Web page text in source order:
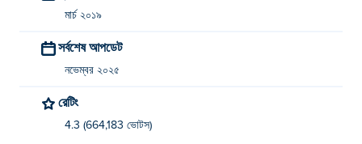
মার্চ ২০১৯
সর্বশেষ আপডেট
নভেম্বর ২০২৫
রেটিং
4.3 (664,183 ভোটস)